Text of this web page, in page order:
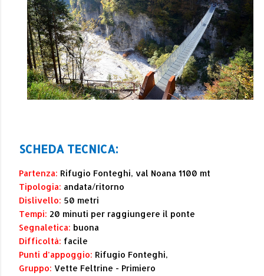
SCHEDA TECNICA:
Partenza: Rifugio Fonteghi, val Noana 1100 mt
Tipologia: andata/ritorno
Dislivello: 50 metri
Tempi: 20 minuti per raggiungere il ponte
Segnaletica: buona
Difficoltà: facile
Punti d’appoggio: Rifugio Fonteghi,
Gruppo: Vette Feltrine - Primiero